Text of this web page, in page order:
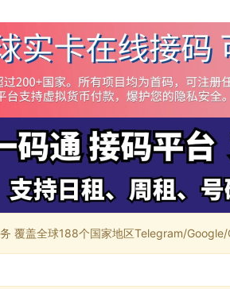
覆盖全球188个国家地区Telegram/